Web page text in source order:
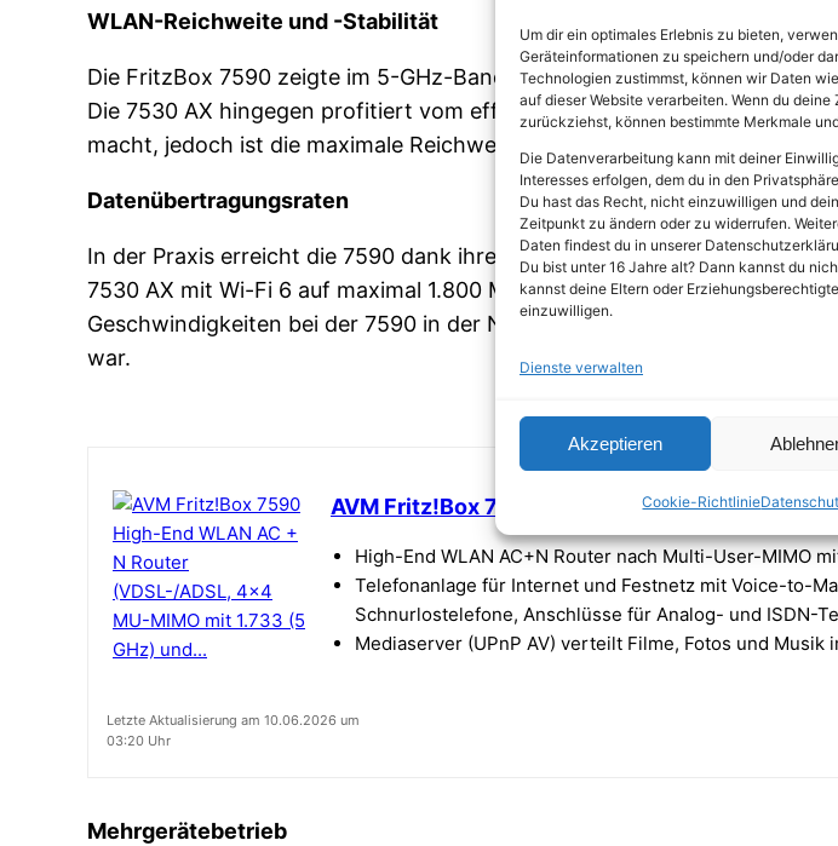
Um dir ein optimales Erlebnis zu bieten,
Geräteinformationen zu speichern und/oder
Technologien zustimmst, können wir Daten
auf dieser Website verarbeiten. Wenn du
zurückziehst, können bestimmte Merkmale
Die Datenverarbeitung kann mit deiner
Interesses erfolgen, dem du in den
Du hast das Recht, nicht einzuwilligen und
Zeitpunkt zu ändern oder zu widerrufen.
Daten findest du in unserer
Du bist unter 16 Jahre alt? Dann kannst du
kannst deine Eltern oder
einzuwilligen.
Dienste verwalten
Akzeptieren
Cookie-Richtlinie
WLAN-Reichweite und -Stabilität
Die FritzBox 7590 zeigte im 5-GHz-Band eine etwas höhere
Die 7530 AX hingegen profitiert vom effizienteren Wi-Fi 6, was sich
macht, jedoch ist die maximale Reichweite im 5-GHz-Band leicht geringer.
Datenübertragungsraten
In der Praxis erreicht die 7590 dank ihres 4×4 MIMO auf 5 GHz höhere
7530 AX mit Wi-Fi 6 auf maximal 1.800 MBit/s brutto kommt, allerdings
Geschwindigkeiten bei der 7590 in der Nähe des Routers leicht vorne,
war.
AVM Fritz!Box 7590 High-End WLAN AC + N
High-End WLAN AC+N Router nach Multi-User-MIMO
Telefonanlage für Internet und Festnetz mit Voice-to-
Schnurlostelefone, Anschlüsse für Analog- und ISDN-
Mediaserver (UPnP AV) verteilt Filme, Fotos und
Letzte Aktualisierung am 10.06.2026 um
03:20 Uhr
Mehrgerätebetrieb